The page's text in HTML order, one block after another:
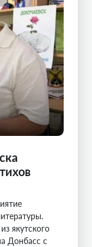
якутского
Донбасс с